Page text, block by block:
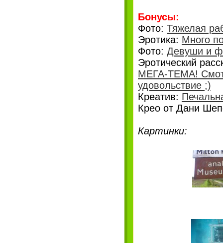
Бонусы:
Фото: Тяжелая
Эротика: Много
Фото: Девуши и
Эротический
МЕГА-ТЕМА!
удовольствие ;)
Креатив:
Крео от Дани
Картинки: